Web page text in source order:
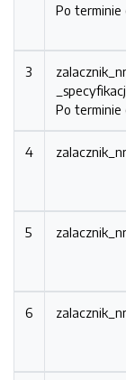
Po
3
Po
4
5
6